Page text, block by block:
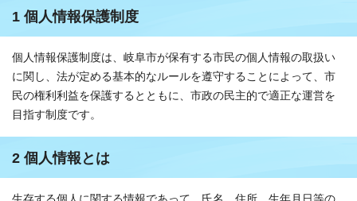
1 個人情報保護制度
個人情報保護制度は、岐阜市が保有する市民の個人情報の取扱い
に関し、法が定める基本的なルールを遵守することによって、市
民の権利利益を保護するとともに、市政の民主的で適正な運営を
目指す制度です。
2 個人情報とは